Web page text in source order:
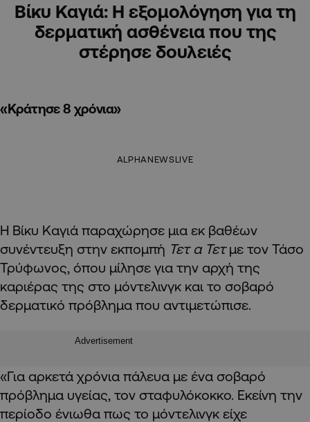
Βίκυ Καγιά: Η εξομολόγηση για τη
δερματική ασθένεια που της
στέρησε δουλειές
«Κράτησε 8 χρόνια»
ALPHANEWSLIVE
Η Βίκυ Καγιά παραχώρησε μια εκ βαθέων
συνέντευξη στην εκπομπή Τετ α Τετμε τον Τάσο
Τρύφωνος, όπου μίλησε για την αρχή της
καριέρας της στο μόντελινγκ και το σοβαρό
δερματικό πρόβλημα που αντιμετώπισε.
Advertisement
«Για αρκετά χρόνια πάλευα με ένα σοβαρό
πρόβλημα υγείας, τον σταφυλόκοκκο. Εκείνη την
περίοδο ένιωθα πως το μόντελινγκ είχε